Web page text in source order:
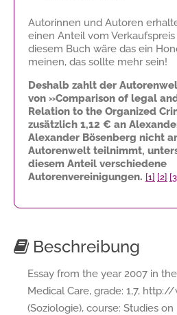
Autorinnen und Autoren
einen Anteil vom Verkaufspreis
diesem Buch wäre das ein
meinen, das sollte mehr sein!
Deshalb zahlt der
von »Comparison of legal
Relation to the Organized
zusätzlich 1,12 € an
Alexander Bösenberg nicht
Autorenwelt teilnimmt,
diesem Anteil verschiedene
Autorenvereinigungen. [1] [2]
Beschreibung
Essay from the year 2007 in
Medical Care, grade: 1,7,
(Soziologie), course: Studies